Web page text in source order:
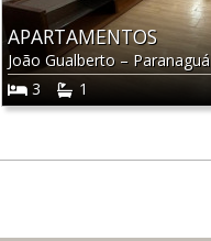
APARTAMENTOS
João Gualberto –Paranaguá
3
1